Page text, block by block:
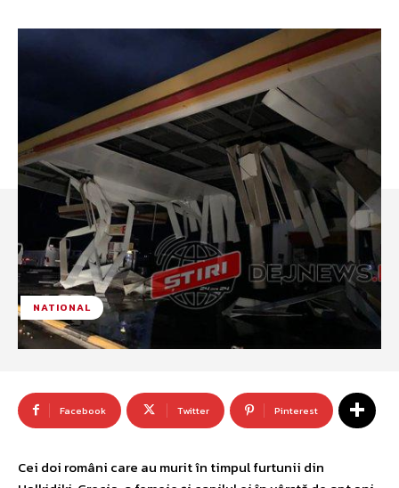
NATIONAL
Facebook Twitter Pinterest
Cei doi români care au murit în timpul furtunii din